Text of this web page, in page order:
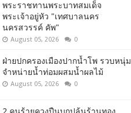
พระราชทานพระบาทสมเด็จ
พระเจ้าอยู่หัว "เทศบาลนคร
นครสวรรค์ คัพ"
August 05, 2026 0
ฝ่ายปกครองเมืองปากน้ำโพ รวบหนุ่ม
จำหน่ายน้ำท่อมผสมน้ำผลไม้
August 05, 2026 0